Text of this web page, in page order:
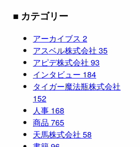
■ カテゴリー
アーカイブス 2
アスベル株式会社 35
アピデ株式会社 93
インタビュー 184
タイガー魔法瓶株式会社
152
人事 168
商品 765
天馬株式会社 58